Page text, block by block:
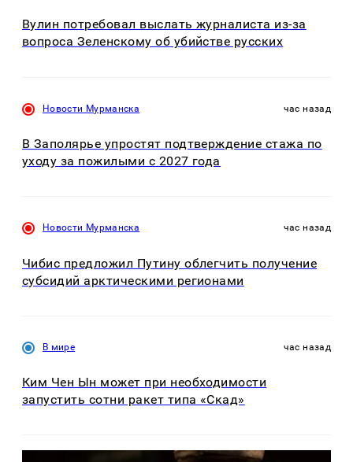
Вулин потребовал выслать журналиста из-за
вопроса Зеленскому об убийстве русских
Новости Мурманска час назад
В Заполярье упростят подтверждение стажа по
уходу за пожилыми с 2027 года
Новости Мурманска час назад
Чибис предложил Путину облегчить получение
субсидий арктическими регионами
В мире час назад
Ким Чен Ын может при необходимости
запустить сотни ракет типа «Скад»